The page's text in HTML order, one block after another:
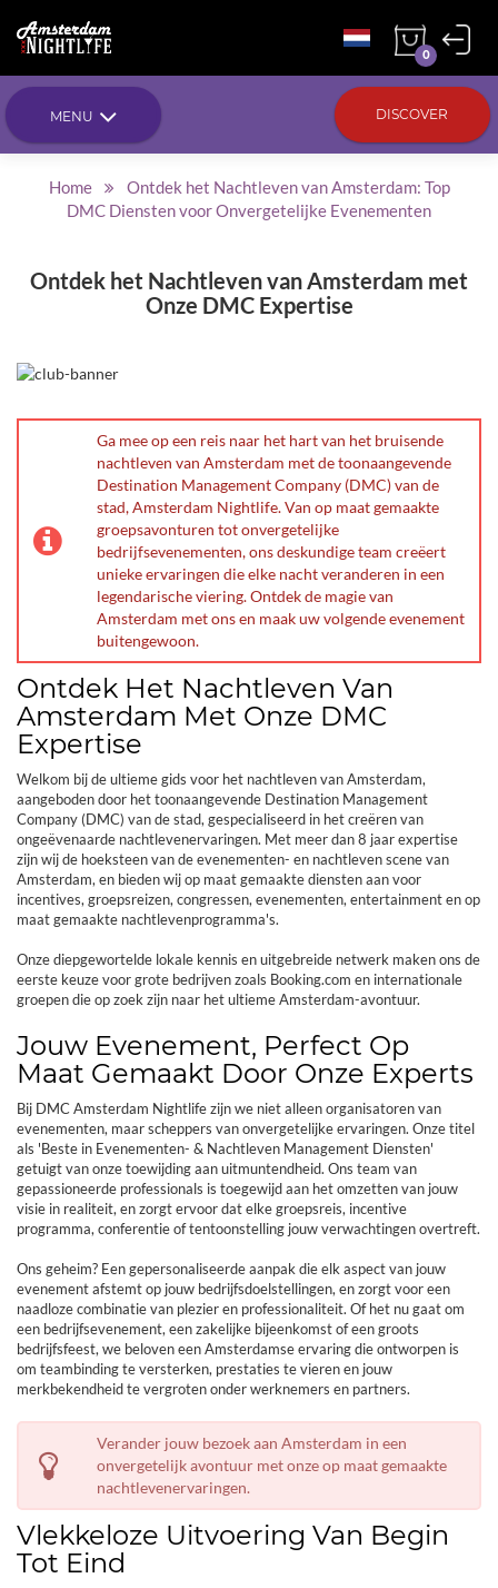
0
MENU DISCOVER
Home
Ontdek het Nachtleven van Amsterdam: Top
DMC Diensten voor Onvergetelijke Evenementen
Ontdek het Nachtleven van Amsterdam met
Onze DMC Expertise
Ga mee op een reis naar het hart van het bruisende
nachtleven van Amsterdam met de toonaangevende
Destination Management Company (DMC) van de
stad, Amsterdam Nightlife. Van op maat gemaakte
groepsavonturen tot onvergetelijke
bedrijfsevenementen, ons deskundige team creëert
unieke ervaringen die elke nacht veranderen in een
legendarische viering. Ontdek de magie van
Amsterdam met ons en maak uw volgende evenement
buitengewoon.
Ontdek Het Nachtleven Van
Amsterdam Met Onze DMC
Expertise
Welkom bij de ultieme gids voor het nachtleven van Amsterdam,
aangeboden door het toonaangevende Destination Management
Company (DMC) van de stad, gespecialiseerd in het creëren van
ongeëvenaarde nachtlevenervaringen. Met meer dan 8 jaar expertise
zijn wij de hoeksteen van de evenementen- en nachtleven scene van
Amsterdam, en bieden wij op maat gemaakte diensten aan voor
incentives, groepsreizen, congressen, evenementen, entertainment en op
maat gemaakte nachtlevenprogramma's.
Onze diepgewortelde lokale kennis en uitgebreide netwerk maken ons de
eerste keuze voor grote bedrijven zoals Booking.com en internationale
groepen die op zoek zijn naar het ultieme Amsterdam-avontuur.
Jouw Evenement, Perfect Op
Maat Gemaakt Door Onze Experts
Bij DMC Amsterdam Nightlife zijn we niet alleen organisatoren van
evenementen, maar scheppers van onvergetelijke ervaringen. Onze titel
als 'Beste in Evenementen- & Nachtleven Management Diensten'
getuigt van onze toewijding aan uitmuntendheid. Ons team van
gepassioneerde professionals is toegewijd aan het omzetten van jouw
visie in realiteit, en zorgt ervoor dat elke groepsreis, incentive
programma, conferentie of tentoonstelling jouw verwachtingen overtreft.
Ons geheim? Een gepersonaliseerde aanpak die elk aspect van jouw
evenement afstemt op jouw bedrijfsdoelstellingen, en zorgt voor een
naadloze combinatie van plezier en professionaliteit. Of het nu gaat om
een bedrijfsevenement, een zakelijke bijeenkomst of een groots
bedrijfsfeest, we beloven een Amsterdamse ervaring die ontworpen is
om teambinding te versterken, prestaties te vieren en jouw
merkbekendheid te vergroten onder werknemers en partners.
Verander jouw bezoek aan Amsterdam in een
onvergetelijk avontuur met onze op maat gemaakte
nachtlevenervaringen.
Vlekkeloze Uitvoering Van Begin
Tot Eind